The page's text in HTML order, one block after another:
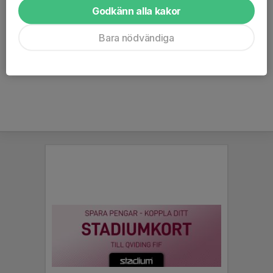
4) Efter matchen. Se till att ni gemensamt fyller i domarkvitto
(rutiner för det finns beskrivit under "domarkvitto
föreningsdomare"). Notera att klubben bekostar
Godkänn alla kakor
Bara nödvändiga